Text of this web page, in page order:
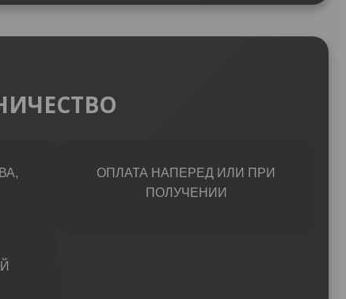
ОПЛАТА НАПЕРЕД ИЛИ ПРИ
ПОЛУЧЕНИИ